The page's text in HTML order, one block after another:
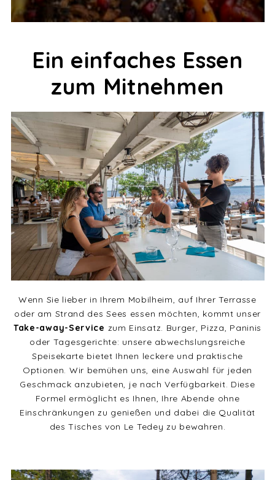
Ein einfaches Essen
zum Mitnehmen
Wenn Sie lieber in Ihrem Mobilheim, auf Ihrer Terrasse
oder am Strand des Sees essen möchten, kommt unser
Take-away-Service zum Einsatz. Burger, Pizza, Paninis
oder Tagesgerichte: unsere abwechslungsreiche
Speisekarte bietet Ihnen leckere und praktische
Optionen. Wir bemühen uns, eine Auswahl für jeden
Geschmack anzubieten, je nach Verfügbarkeit. Diese
Formel ermöglicht es Ihnen, Ihre Abende ohne
Einschränkungen zu genießen und dabei die Qualität
des Tisches von Le Tedey zu bewahren.